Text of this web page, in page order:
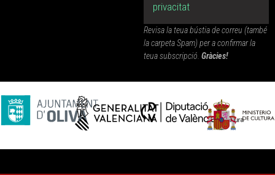
privacitat
Revisa la teua bústia de correu (també
la carpeta Spam) per a confirmar la
teua subscripció. Gràcies!